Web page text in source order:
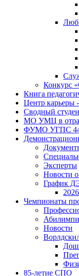
Конкурс
Книга
Центр карьеры
Сводный
МО УМЦ в
ФУМО УГПС
Эксперты
Новости
График
Чемпионаты
Новости
85-летие СПО